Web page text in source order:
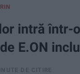
intră într-
E.ON
DE CITIRE